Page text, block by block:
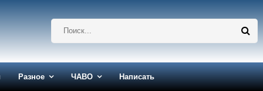
Разное ЧАВО Написать